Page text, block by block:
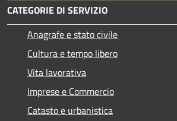
CATEGORIE DI SERVIZIO
Anagrafe e stato civile
Cultura e tempo libero
Vita lavorativa
Imprese e Commercio
Catasto e urbanistica